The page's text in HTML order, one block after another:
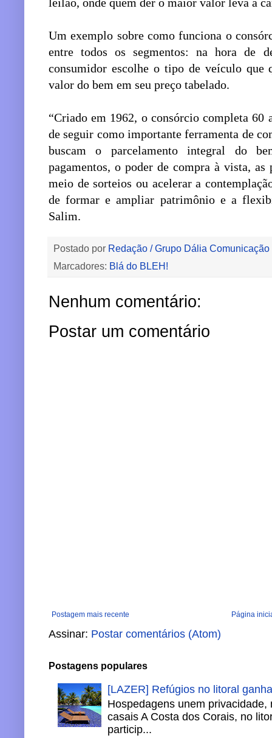
leilão, onde quem der o maior valor leva a
Um exemplo sobre como funciona o
entre todos os segmentos: na hora de
consumidor escolhe o tipo de veículo que
valor do bem em seu preço tabelado.
“Criado em 1962, o consórcio completa 60
de seguir como importante ferramenta de
buscam o parcelamento integral do
pagamentos, o poder de compra à vista,
meio de sorteios ou acelerar a
de formar e ampliar patrimônio e a
Salim.
Postado por Redação / Grupo Dália Comunicação
Marcadores: Blá do BLEH!
Nenhum comentário:
Postar um comentário
Postagem mais recente Página
Assinar: Postar comentários (Atom)
Postagens populares
[LAZER] Refúgios no litoral
Hospedagens unem
casais A Costa dos Corais, no
particip...